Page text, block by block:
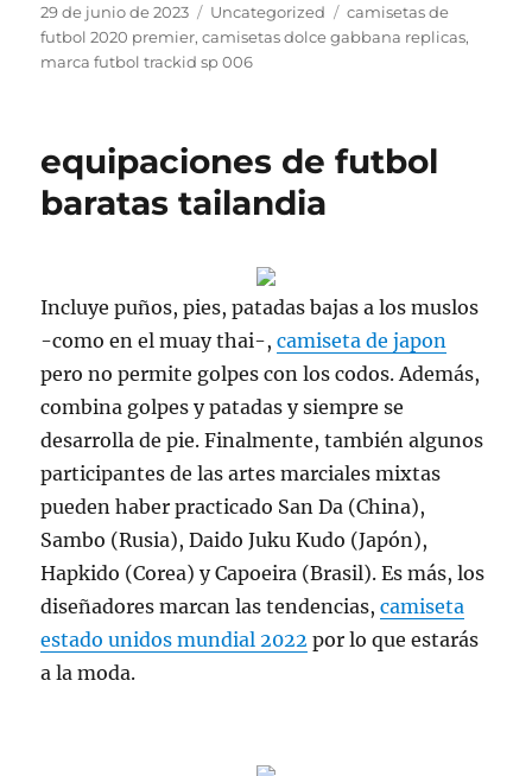
Publicado
el
29 de junio de 2023 Categorías
Uncategorized Etiquetas
camisetas de
futbol 2020 premier,camisetas dolce gabbana replicas,
marca futbol trackid sp 006
equipaciones de futbol
baratas tailandia
Incluye puños, pies, patadas bajas a los muslos
-como en el muay thai-,camiseta de japon
pero no permite golpes con los codos. Además,
combina golpes y patadas y siempre se
desarrolla de pie. Finalmente, también algunos
participantes de las artes marciales mixtas
pueden haber practicado San Da (China),
Sambo (Rusia), Daido Juku Kudo (Japón),
Hapkido (Corea) y Capoeira (Brasil). Es más, los
diseñadores marcan las tendencias,camiseta
estado unidos mundial 2022 por lo que estarás
a la moda.